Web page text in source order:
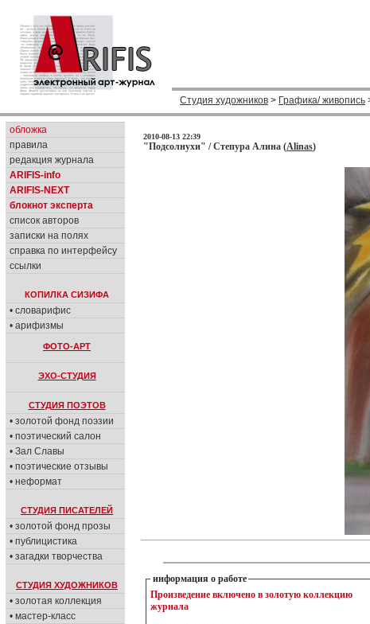
Студия художников > Графика/ живопись
обложка
правила
редакция журнала
ARIFIS-info
ARIFIS-NEXT
блокнот эксперта
список авторов
записки на полях
справка по интерфейсу
ссылки
КОПИЛКА СИЗИФА
• словарифис
• арифизмы
ФОТО-АРТ
ЭХО-СТУДИЯ
СТУДИЯ ПОЭТОВ
• золотой фонд поэзии
• поэтический салон
• Зал Славы
• поэтические отзывы
• неформат
СТУДИЯ ПИСАТЕЛЕЙ
• золотой фонд прозы
• публицистика
• загадки творчества
СТУДИЯ ХУДОЖНИКОВ
• золотая коллекция
• мастер-класс
2010-08-13 22:39
"Подсолнухи" / Степура Алина (Alinas)
информация о работе
Произведение включено в золотую коллекцию
журнала